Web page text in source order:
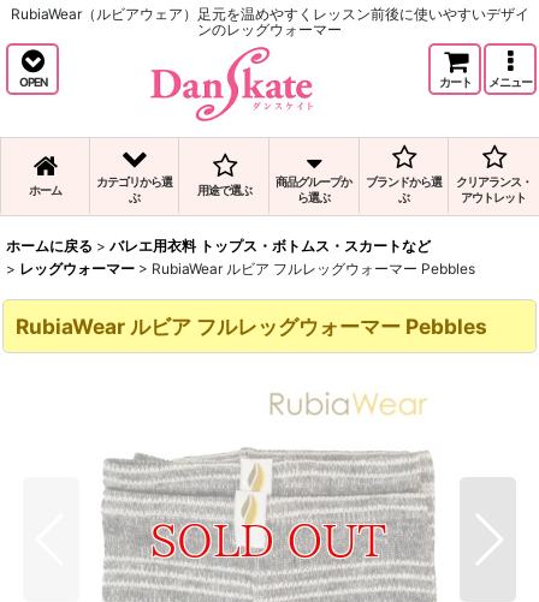
RubiaWear（ルビアウェア）足元を温めやすくレッスン前後に使いやすいデザイ
ンのレッグウォーマー
OPEN カート メニュー
ホーム
カテゴリから選
ぶ
用途で選ぶ
商品グループか
ら選ぶ
ブランドから選
ぶ
クリアランス・
アウトレット
ホームに戻る > バレエ用衣料 トップス・ボトムス・スカートなど
> レッグウォーマー > RubiaWear ルビア フルレッグウォーマー Pebbles
RubiaWear ルビア フルレッグウォーマー Pebbles